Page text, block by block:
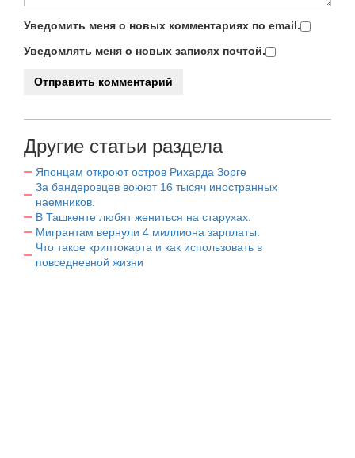
Уведомить меня о новых комментариях по email.
Уведомлять меня о новых записях почтой.
Другие статьи раздела
Японцам откроют остров Рихарда Зорге
За бандеровцев воюют 16 тысяч иностранных
наемников.
В Ташкенте любят жениться на старухах.
Мигрантам вернули 4 миллиона зарплаты.
Что такое криптокарта и как использовать в
повседневной жизни